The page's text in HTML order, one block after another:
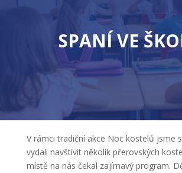
SPANÍ VE
V rámci tradiční akce Noc kostelů jsme
vydali navštívit několik přerovských
místě na nás čekal zajímavý program.